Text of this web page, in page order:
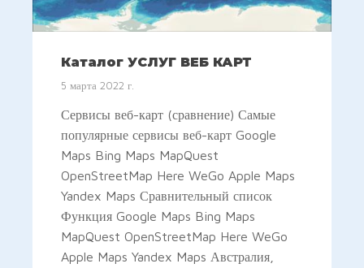
Каталог УСЛУГ ВЕБ КАРТ
5 марта 2022 г.
Сервисы веб-карт (сравнение) Самые
популярные сервисы веб-карт Google
Maps Bing Maps MapQuest
OpenStreetMap Here WeGo Apple Maps
Yandex Maps Сравнительный список
Функция Google Maps Bing Maps
MapQuest OpenStreetMap Here WeGo
Apple Maps Yandex Maps Австралия,